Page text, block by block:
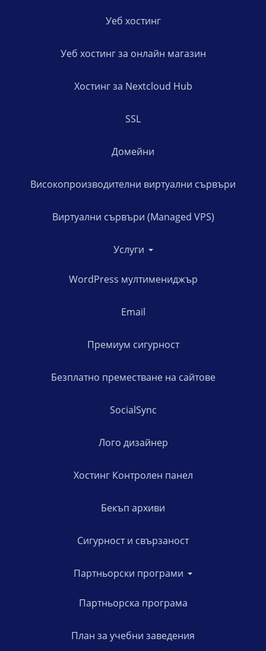
Уеб хостинг
Уеб хостинг за онлайн магазин
Хостинг за Nextcloud Hub
SSL
Домейни
Високопроизводителни виртуални сървъри
Виртуални сървъри (Managed VPS)
Услуги
WordPress мултимениджър
Email
Премиум сигурност
Безплатно преместване на сайтове
SocialSync
Лого дизайнер
Хостинг Контролен панел
Бекъп архиви
Сигурност и свързаност
Партньорски програми
Партньорска програма
План за учебни заведения